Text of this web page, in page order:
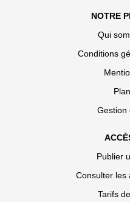
NOTRE
Qui
Conditions
Gestion
Publier
Consulter les
Tarifs